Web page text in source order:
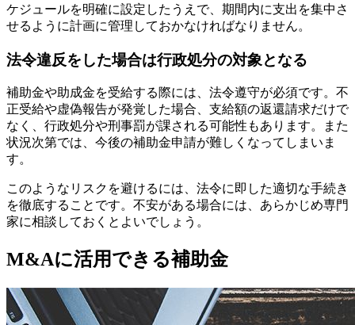
ケジュールを明確に設定したうえで、期間内に支出を集中さ
せるように計画に管理しておかなければなりません。
法令違反をした場合は行政処分の対象となる
補助金や助成金を受給する際には、法令遵守が必須です。不
正受給や虚偽報告が発覚した場合、支給額の返還請求だけで
なく、行政処分や刑事罰が課される可能性もあります。また
状況次第では、今後の補助金申請が難しくなってしまいま
す。
このようなリスクを避けるには、法令に即した適切な手続き
を徹底することです。不安がある場合には、あらかじめ専門
家に相談しておくとよいでしょう。
M&Aに活用できる補助金